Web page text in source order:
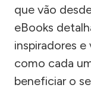
que vão
eBooks
inspiradores
como cada
beneficiar o